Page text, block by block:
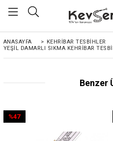
ANASAYFA > KEHRIBAR TESBIHLER
YEŞIL DAMARLI SIKMA KEHRIBAR
Benzer
%47